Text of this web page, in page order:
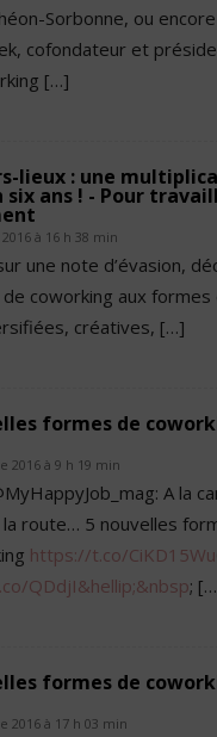
Sorbonne, ou
cofondateur et
[…]
lieux : une
six ans ! - Pour
à 16 h 38 min
une note d’évasion,
coworking aux formes
créatives, […]
formes de
2016 à 9 h 19 min
A la
route… 5 nouvelles
https://t.co/
QDdjI&hellip;&nbsp;
formes de
2016 à 17 h 03 min